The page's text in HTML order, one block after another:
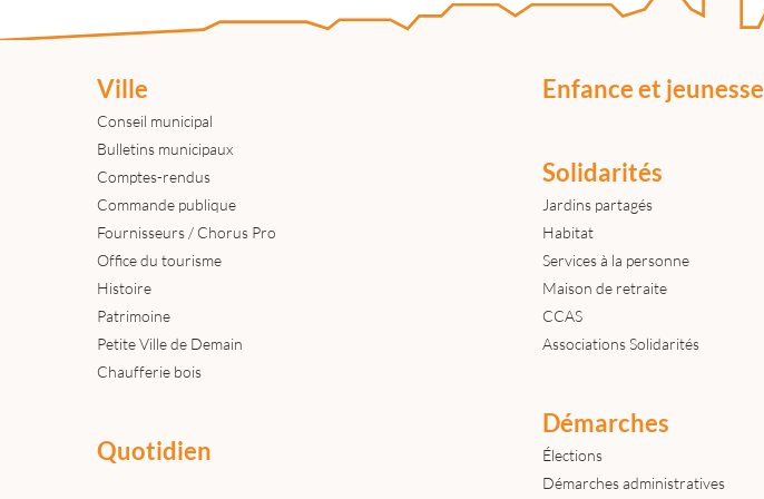
Ville
Conseil municipal
Bulletins municipaux
Comptes-rendus
Commande publique
Fournisseurs / Chorus Pro
Office du tourisme
Histoire
Patrimoine
Petite Ville de Demain
Chaufferie bois
Quotidien
Enfance et jeunesse
Solidarités
Jardins partagés
Habitat
Services à la personne
Maison de retraite
CCAS
Associations Solidarités
Démarches
Élections
Démarches administratives